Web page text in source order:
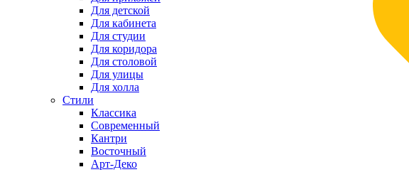
Для детской
Для кабинета
Для студии
Для коридора
Для столовой
Для улицы
Для холла
Стили
Классика
Современный
Кантри
Восточный
Арт-Деко